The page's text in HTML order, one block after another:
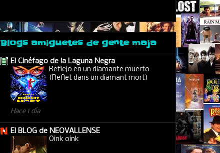
Blogs amiguetes de gente maja
El Cinéfago de la Laguna Negra
Reflejo en un diamante muerto
(Reflet dans un diamant mort)
Hace 1 día
El BLOG de NEOVALLENSE
Oink oink